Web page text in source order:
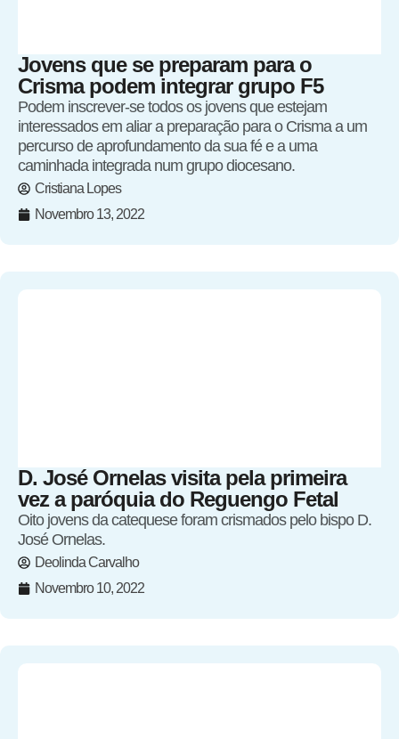
Jovens que se preparam para o
Crisma podem integrar grupo F5
Podem inscrever-se todos os jovens que estejam
interessados em aliar a preparação para o Crisma a um
percurso de aprofundamento da sua fé e a uma
caminhada integrada num grupo diocesano.
Cristiana Lopes
Novembro 13, 2022
D. José Ornelas visita pela primeira
vez a paróquia do Reguengo Fetal
Oito jovens da catequese foram crismados pelo bispo D.
José Ornelas.
Deolinda Carvalho
Novembro 10, 2022